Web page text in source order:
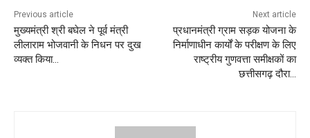
Previous article
मुख्यमंत्री श्री बघेल ने पूर्व मंत्री
लीलाराम भोजवानी के निधन पर दुख
व्यक्त किया…
Next article
प्रधानमंत्री ग्राम सड़क योजना के
निर्माणाधीन कार्यों के परीक्षण के लिए
राष्ट्रीय गुणवत्ता समीक्षकों का
छत्तीसगढ़ दौरा…